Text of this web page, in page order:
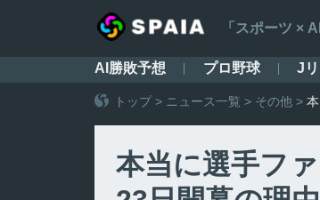
「スポーツ ×
AI勝敗予想 プロ野球 J
トップ> ニュース一覧 > その他 >
本当に選手フ